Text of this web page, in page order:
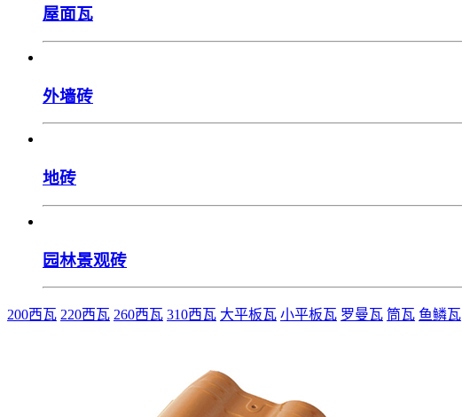
屋面瓦
外墙砖
地砖
园林景观砖
200西瓦 220西瓦 260西瓦 310西瓦 大平板瓦 小平板瓦 罗曼瓦 筒瓦 鱼鳞瓦